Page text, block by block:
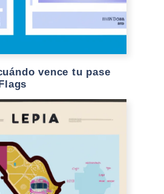
vence tu pase